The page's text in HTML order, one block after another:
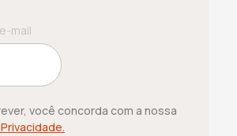
você concorda com a nossa